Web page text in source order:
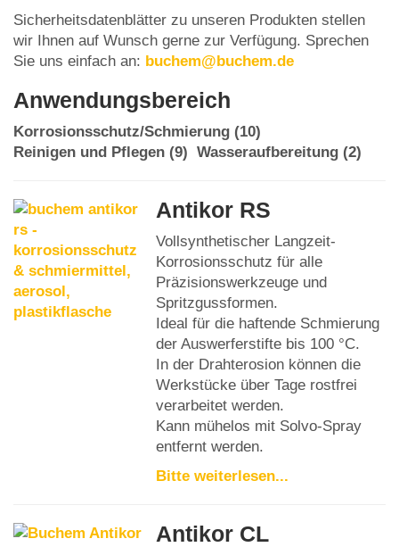
Sicherheitsdatenblätter zu unseren Produkten stellen
wir Ihnen auf Wunsch gerne zur Verfügung. Sprechen
Sie uns einfach an: buchem@buchem.de
Anwendungsbereich
Korrosionsschutz/Schmierung (10)
Reinigen und Pflegen (9) Wasseraufbereitung (2)
Antikor RS
Vollsynthetischer Langzeit-
Korrosionsschutz für alle
Präzisionswerkzeuge und
Spritzgussformen.
Ideal für die haftende Schmierung
der Auswerferstifte bis 100 °C.
In der Drahterosion können die
Werkstücke über Tage rostfrei
verarbeitet werden.
Kann mühelos mit Solvo-Spray
entfernt werden.
Bitte weiterlesen...
Antikor CL